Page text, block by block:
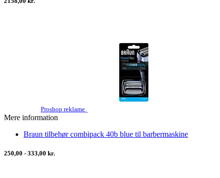
Proshop reklame
Mere information
Braun tilbehør combipack 40b blue til barbermaskine
250,00 - 333,00 kr.